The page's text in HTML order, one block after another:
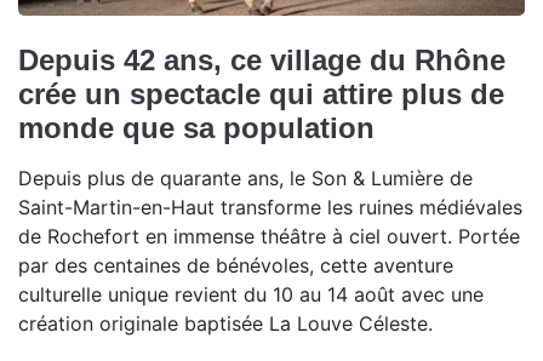
Depuis 42 ans, ce village du Rhône
crée un spectacle qui attire plus de
monde que sa population
Depuis plus de quarante ans, le Son & Lumière de
Saint-Martin-en-Haut transforme les ruines médiévales
de Rochefort en immense théâtre à ciel ouvert. Portée
par des centaines de bénévoles, cette aventure
culturelle unique revient du 10 au 14 août avec une
création originale baptisée La Louve Céleste.